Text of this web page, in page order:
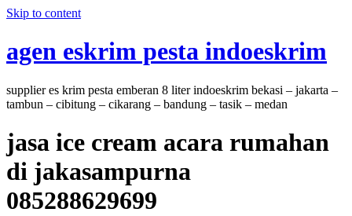
Skip to content
agen eskrim pesta indoeskrim
supplier es krim pesta emberan 8 liter indoeskrim bekasi – jakarta –
tambun – cibitung – cikarang – bandung – tasik – medan
jasa ice cream acara rumahan
di jakasampurna
085288629699